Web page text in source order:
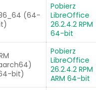
(64-
Pobierz
LibreOffice
26.2.4.2 RPM
64-bit
bit)
Pobierz
LibreOffice
26.2.4.2 RPM
ARM 64-bit